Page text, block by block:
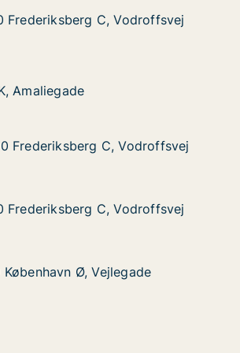
C, Vodroffsvej
Frederiksberg C, Vodroffsvej
Frederiksberg C, Vodroffsvej
Amaliegade
Amaliegade
C, Vodroffsvej
Frederiksberg C, Vodroffsvej
Frederiksberg C, Vodroffsvej
C, Vodroffsvej
Frederiksberg C, Vodroffsvej
Frederiksberg C, Vodroffsvej
Ø, VejlegadeØ, Vejlegade
Ø, Vejlegade